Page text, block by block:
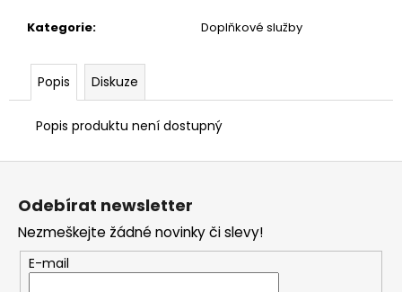
Kategorie: Doplňkové služby
Popis Diskuze
Popis produktu není dostupný
Z
Odebírat newsletter
Nezmeškejte žádné novinky či slevy!
E-mail